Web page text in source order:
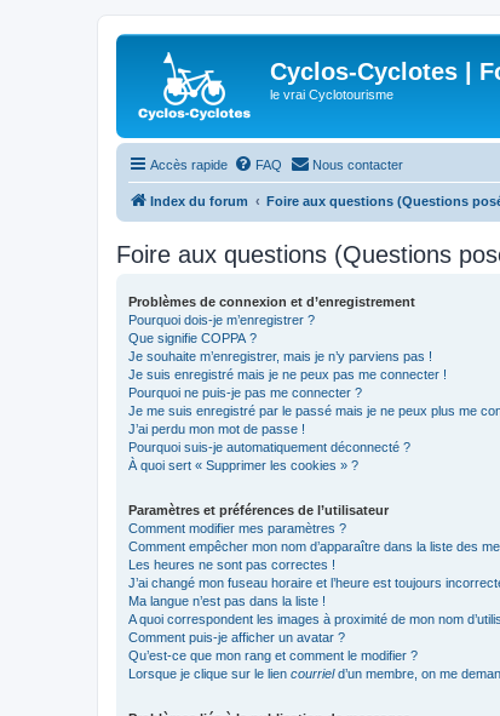
Cyclos-Cyclotes |
le vrai Cyclotourisme
Accès rapide FAQ Nous contacter
Index du forum Foire aux questions (Questions
Foire aux questions (Questions
Problèmes de connexion et d’enregistrement
Pourquoi dois-je m’enregistrer ?
Que signifie COPPA ?
Je souhaite m’enregistrer, mais je n’y parviens pas !
Je suis enregistré mais je ne peux pas me connecter !
Pourquoi ne puis-je pas me connecter ?
Je me suis enregistré par le passé mais je ne peux plus me
J’ai perdu mon mot de passe !
Pourquoi suis-je automatiquement déconnecté ?
À quoi sert « Supprimer les cookies » ?
Paramètres et préférences de l’utilisateur
Comment modifier mes paramètres ?
Comment empêcher mon nom d’apparaître dans la liste des
Les heures ne sont pas correctes !
J’ai changé mon fuseau horaire et l’heure est toujours
Ma langue n’est pas dans la liste !
A quoi correspondent les images à proximité de mon nom
Comment puis-je afficher un avatar ?
Qu’est-ce que mon rang et comment le modifier ?
Lorsque je clique sur le lien courrield’un membre, on me